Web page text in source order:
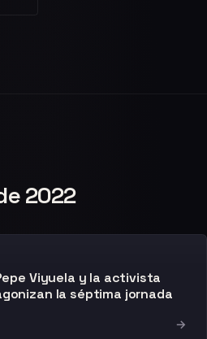
2022
Viyuela y la activista
la séptima jornada
→